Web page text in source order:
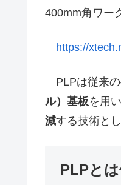
400mm角ワー
https://
PLPは従来の
ル）基板を用
減する技術と
PLPと